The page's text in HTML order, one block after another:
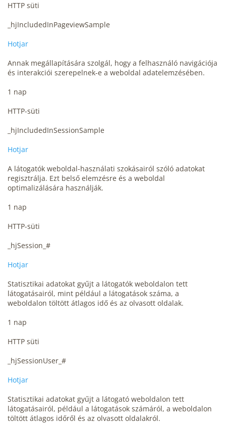
HTTP süti
_hjIncludedInPageviewSample
Hotjar
Annak megállapítására szolgál, hogy a felhasználó navigációja
és interakciói szerepelnek-e a weboldal adatelemzésében.
1 nap
HTTP-süti
_hjIncludedInSessionSample
Hotjar
A látogatók weboldal-használati szokásairól szóló adatokat
regisztrálja. Ezt belső elemzésre és a weboldal
optimalizálására használják.
1 nap
HTTP-süti
_hjSession_#
Hotjar
Statisztikai adatokat gyűjt a látogatók weboldalon tett
látogatásairól, mint például a látogatások száma, a
weboldalon töltött átlagos idő és az olvasott oldalak.
1 nap
HTTP süti
_hjSessionUser_#
Hotjar
Statisztikai adatokat gyűjt a látogató weboldalon tett
látogatásairól, például a látogatások számáról, a weboldalon
töltött átlagos időről és az olvasott oldalakról.